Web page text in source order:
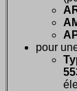
pour